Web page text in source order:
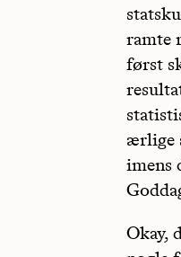
ramte
først
ærlige
imens
Okay,